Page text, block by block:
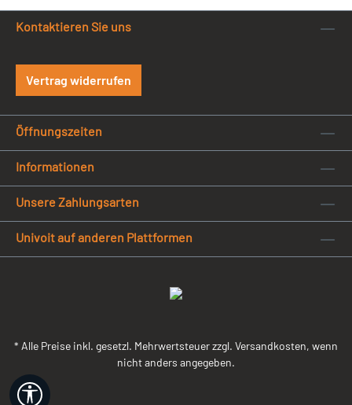
Kontaktieren Sie uns
Vertrag widerrufen
Öffnungszeiten
Informationen
Unsere Zahlungsarten
Univoit auf anderen Plattformen
* Alle Preise inkl. gesetzl. Mehrwertsteuer zzgl. Versandkosten, wenn
nicht anders angegeben.
Werkzeugleiste anzeigen